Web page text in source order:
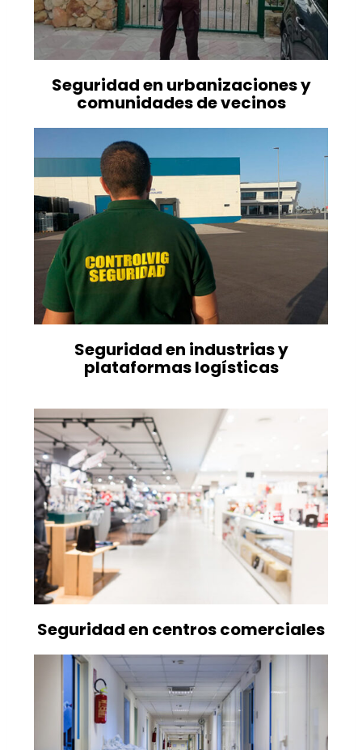
Seguridad en urbanizaciones y
comunidades de vecinos
Seguridad en industrias y
plataformas logísticas
Seguridad en centros comerciales